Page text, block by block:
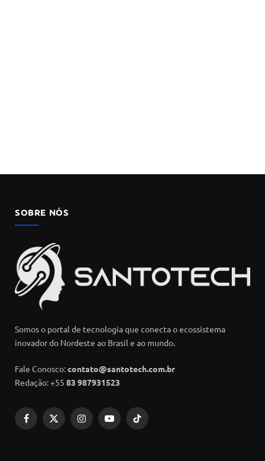
SOBRE NÓS
Somos o portal de tecnologia que conecta o ecossistema
inovador do Nordeste ao Brasil e ao mundo.
Fale Conosco:contato@santotech.com.br
Redação: +55 83 987931523
Facebook
X
InstagramYouTubeTikTok